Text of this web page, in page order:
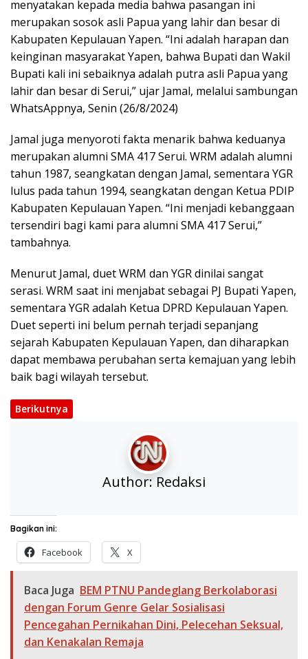
menyatakan kepada media bahwa pasangan ini
merupakan sosok asli Papua yang lahir dan besar di
Kabupaten Kepulauan Yapen. “Ini adalah harapan dan
keinginan masyarakat Yapen, bahwa Bupati dan Wakil
Bupati kali ini sebaiknya adalah putra asli Papua yang
lahir dan besar di Serui,” ujar Jamal, melalui sambungan
WhatsAppnya, Senin (26/8/2024)
Jamal juga menyoroti fakta menarik bahwa keduanya
merupakan alumni SMA 417 Serui. WRM adalah alumni
tahun 1987, seangkatan dengan Jamal, sementara YGR
lulus pada tahun 1994, seangkatan dengan Ketua PDIP
Kabupaten Kepulauan Yapen. “Ini menjadi kebanggaan
tersendiri bagi kami para alumni SMA 417 Serui,”
tambahnya.
Menurut Jamal, duet WRM dan YGR dinilai sangat
serasi. WRM saat ini menjabat sebagai PJ Bupati Yapen,
sementara YGR adalah Ketua DPRD Kepulauan Yapen.
Duet seperti ini belum pernah terjadi sepanjang
sejarah Kabupaten Kepulauan Yapen, dan diharapkan
dapat membawa perubahan serta kemajuan yang lebih
baik bagi wilayah tersebut.
Berikutnya
Author:Redaksi
Bagikan ini:
Facebook X
Baca Juga BEM PTNU Pandeglang Berkolaborasi
dengan Forum Genre Gelar Sosialisasi
Pencegahan Pernikahan Dini, Pelecehan Seksual,
dan Kenakalan Remaja